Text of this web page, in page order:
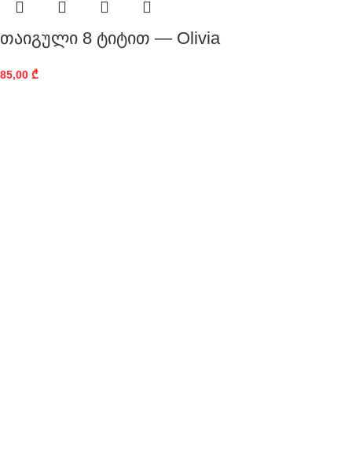
თაიგული 8 ტიტით — Olivia
85,00 ₾